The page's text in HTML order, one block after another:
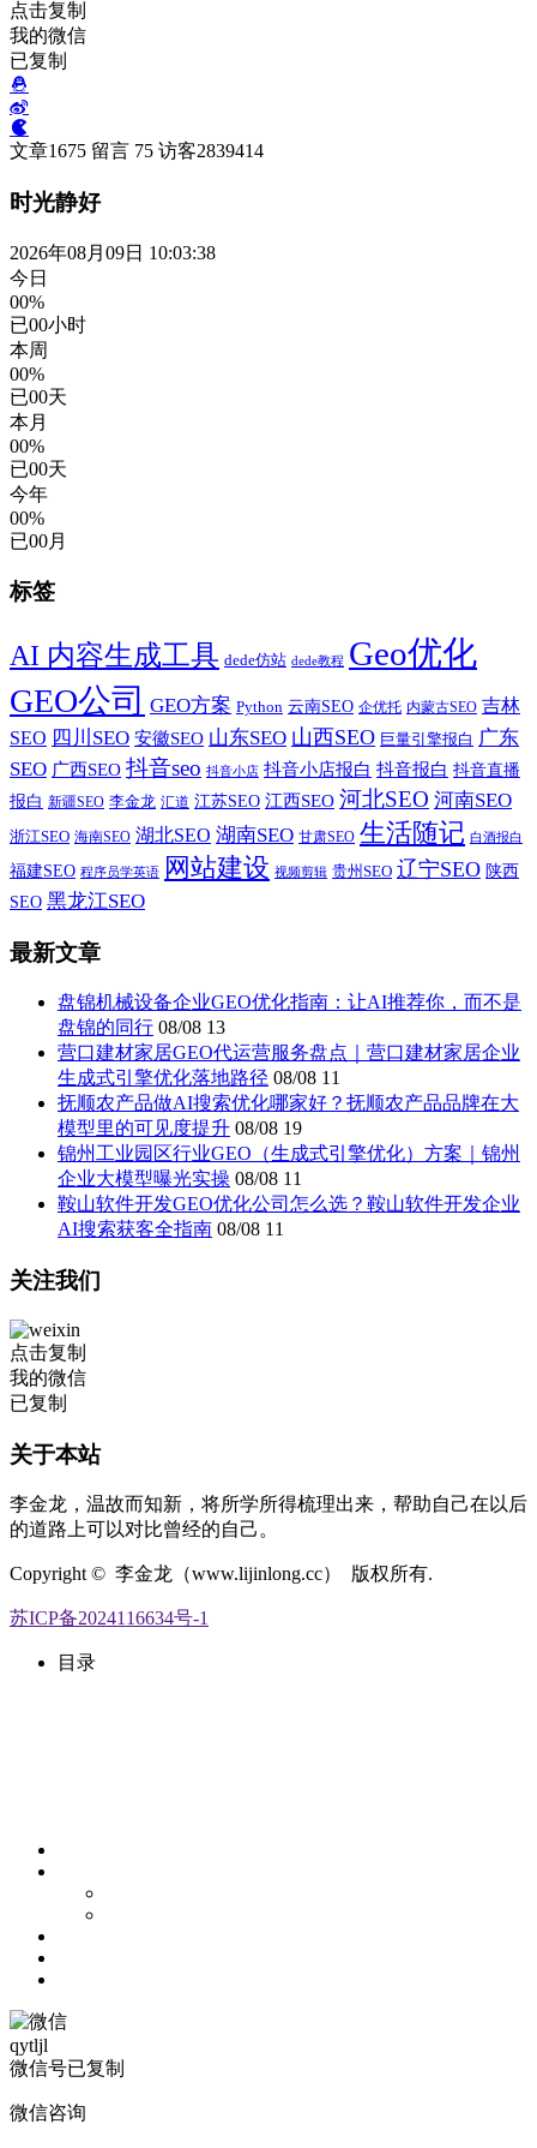
点击复制
我的微信
已复制
文章1675 留言 75 访客2839414
时光静好
2026年08月09日 10:03:38
今日
00%
已00小时
本周
00%
已00天
本月
00%
已00天
今年
00%
已00月
标签
AI 内容生成工具 dede仿站 dede教程 Geo优化
GEO公司 GEO方案 Python 云南SEO 企优托 内蒙古SEO 吉林
SEO 四川SEO 安徽SEO 山东SEO 山西SEO 巨量引擎报白 广东
SEO 广西SEO 抖音seo 抖音小店 抖音小店报白 抖音报白 抖音直播
报白 新疆SEO 李金龙 汇道 江苏SEO 江西SEO 河北SEO 河南SEO
浙江SEO 海南SEO 湖北SEO 湖南SEO 甘肃SEO 生活随记 白酒报白
福建SEO 程序员学英语 网站建设 视频剪辑 贵州SEO 辽宁SEO 陕西
SEO 黑龙江SEO
最新文章
盘锦机械设备企业GEO优化指南：让AI推荐你，而不是
盘锦的同行 08/08 13
营口建材家居GEO代运营服务盘点｜营口建材家居企业
生成式引擎优化落地路径 08/08 11
抚顺农产品做AI搜索优化哪家好？抚顺农产品品牌在大
模型里的可见度提升 08/08 19
锦州工业园区行业GEO（生成式引擎优化）方案｜锦州
企业大模型曝光实操 08/08 11
鞍山软件开发GEO优化公司怎么选？鞍山软件开发企业
AI搜索获客全指南 08/08 11
关注我们
点击复制
我的微信
已复制
关于本站
李金龙，温故而知新，将所学所得梳理出来，帮助自己在以后
的道路上可以对比曾经的自己。
Copyright © 李金龙（www.lijinlong.cc） 版权所有.
苏ICP备2024116634号-1
目录
qytljl
微信号已复制
微信咨询